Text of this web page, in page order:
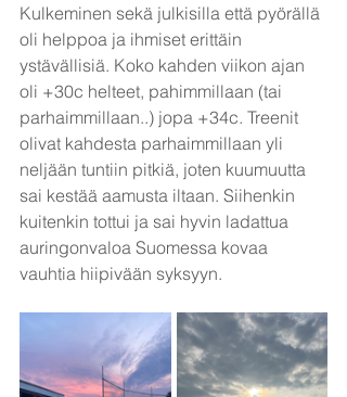
Kulkeminen sekä julkisilla että pyörällä
oli helppoa ja ihmiset erittäin
ystävällisiä. Koko kahden viikon ajan
oli +30c helteet, pahimmillaan (tai
parhaimmillaan..) jopa +34c. Treenit
olivat kahdesta parhaimmillaan yli
neljään tuntiin pitkiä, joten kuumuutta
sai kestää aamusta iltaan. Siihenkin
kuitenkin tottui ja sai hyvin ladattua
auringonvaloa Suomessa kovaa
vauhtia hiipivään syksyyn.